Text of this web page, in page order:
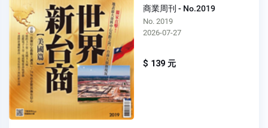
商業周刊 - No.2019
No. 2019
2026-07-27
$ 139 元